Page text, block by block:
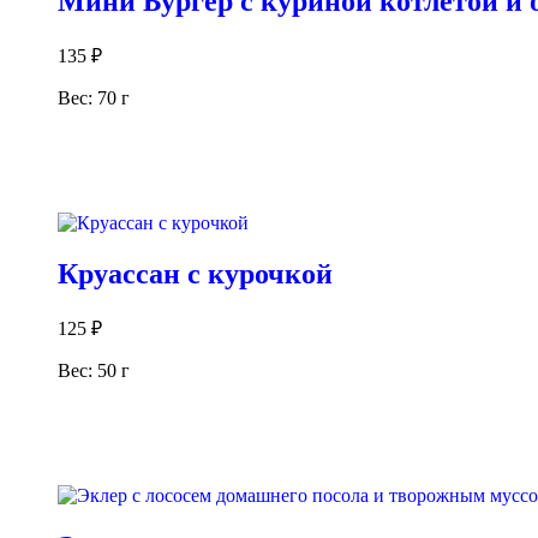
135 ₽
Вес: 70 г
Круассан с курочкой
125 ₽
Вес: 50 г